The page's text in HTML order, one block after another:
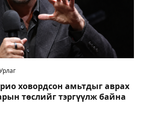
ховордсон амьтдыг аврах
төслийг тэргүүлж байна